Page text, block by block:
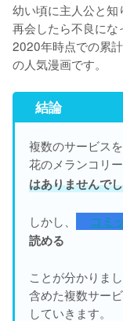
幼い頃に主人公と
再会したら不良にな
2020年時点での累
の人気漫画です。
結論
複数のサービス
花のメランコリ
はありませんで
しかし、 コミ
読める
ことが分かりま
含めた複数サー
していきます。